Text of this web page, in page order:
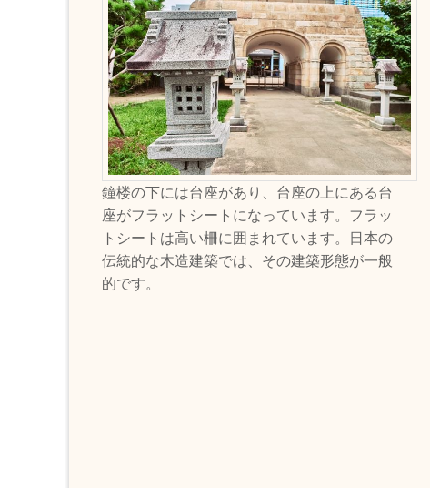
鐘楼の下には台座があり、台座の上にある台
座がフラットシートになっています。フラッ
トシートは高い柵に囲まれています。日本の
伝統的な木造建築では、その建築形態が一般
的です。